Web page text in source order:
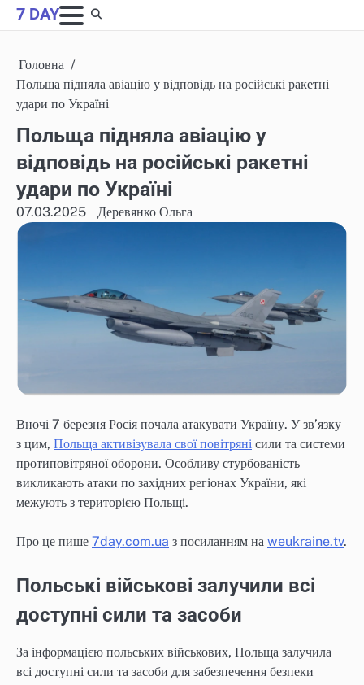
Skip
to
7 DAY
Головна
Польща підняла авіацію у відповідь на російські ракетні
удари по Україні
Польща підняла авіацію у
відповідь на російські ракетні
удари по Україні
07.03.2025 Деревянко Ольга
Вночі 7 березня Росія почала атакувати Україну. У зв’язку
з цим, Польща активізувала свої повітряні сили та системи
протиповітряної оборони. Особливу стурбованість
викликають атаки по західних регіонах України, які
межують з територією Польщі.
Про це пише 7day.com.ua з посиланням на weukraine.tv.
Польські військові залучили всі
доступні сили та засоби
За інформацією польських військових, Польща залучила
всі доступні сили та засоби для забезпечення безпеки